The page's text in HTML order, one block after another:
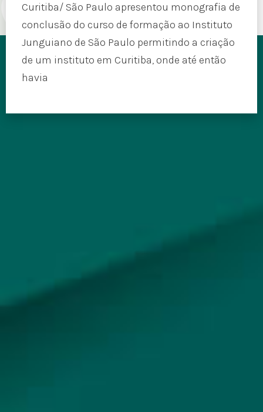
Curitiba/ São Paulo apresentou monografia de
conclusão do curso de formação ao Instituto
Junguiano de São Paulo permitindo a criação
de um instituto em Curitiba, onde até então
havia